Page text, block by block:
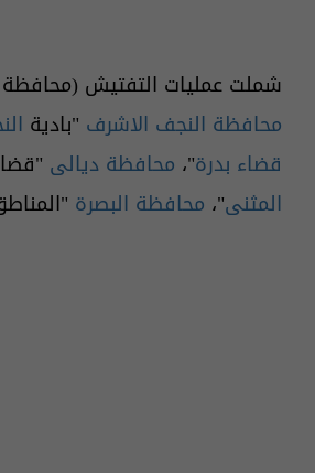
شملت عمليات التفتيش (محافظة
محافظة النجف الاشرف "بادية
قضاء بدرة"، محافظة ديالى
المثنى"، محافظة البصرة